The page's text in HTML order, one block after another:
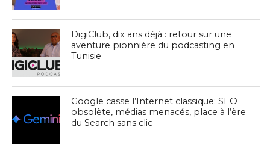
DigiClub, dix ans déjà : retour sur une
aventure pionnière du podcasting en
Tunisie
Google casse l’Internet classique: SEO
obsolète, médias menacés, place à l’ère
du Search sans clic